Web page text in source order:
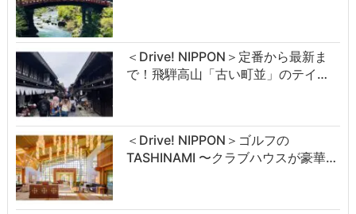
＜Drive! NIPPON＞定番から最新ま
で！飛騨高山「古い町並」のテイ…
＜Drive! NIPPON＞ゴルフの
TASHINAMI 〜クラブハウスが豪華…